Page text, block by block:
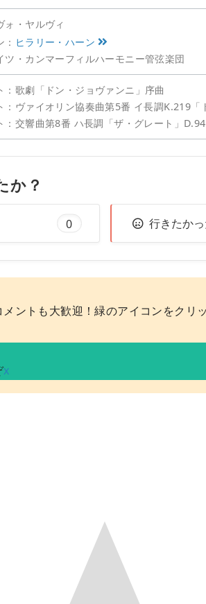
ォ・ヤルヴィ
ヒラリー・ハーン
ツ・カンマーフィルハーモニー管弦楽団
：歌劇「ドン・ジョヴァンニ」序曲
：ヴァイオリン協奏曲第5番 イ長調K.219「
：交響曲第8番 ハ長調「ザ・グレート」
か？
0 行きたかっ
メントも大歓迎！緑のアイコンをクリ
x